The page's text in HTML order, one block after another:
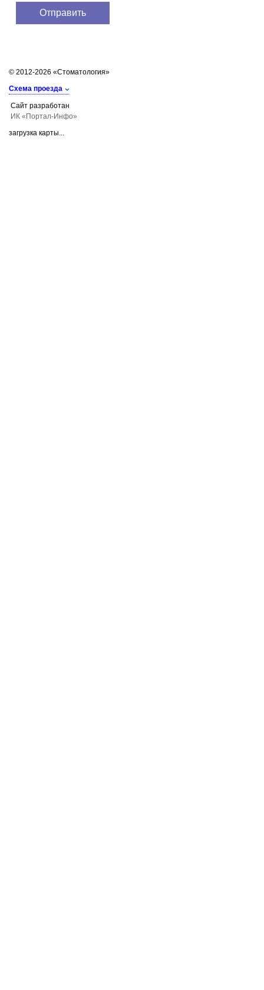
© 2012-2026 «Стоматология»
Схема проезда
Сайт разработан
ИК «Портал-Инфо»
загрузка карты...